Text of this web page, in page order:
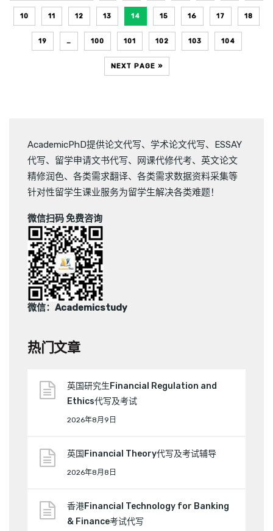
10 11 12 13 14 15 16 17 18
19 … 100 101 102 103 104
NEXT PAGE »
AcademicPhD提供论文代写、 学术论文代写、 ESSAY
代写、 留学申请文书代写、 网课代修代考、 英文论文
精修润色、 各类需求翻译、 各类需求数据资料采集等
针对性留学生课业服务为留学生解决各类难题！
微信扫码 免费咨询
微信：Academicstudy
热门文章
英国研究生Financial Regulation and
Ethics代写及考试
2026年8月9日
英国Financial Theory代写及考试辅导
2026年8月8日
香港Financial Technology for Banking
& Finance考试代写